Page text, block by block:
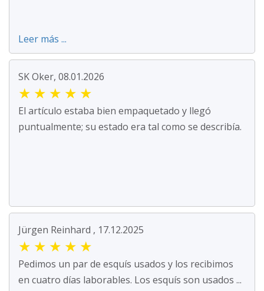
Leer más ...
SK Oker, 08.01.2026
★ ★ ★ ★ ★
El artículo estaba bien empaquetado y llegó
puntualmente; su estado era tal como se describía.
Jürgen Reinhard , 17.12.2025
★ ★ ★ ★ ★
Pedimos un par de esquís usados y los recibimos
en cuatro días laborables. Los esquís son usados ...